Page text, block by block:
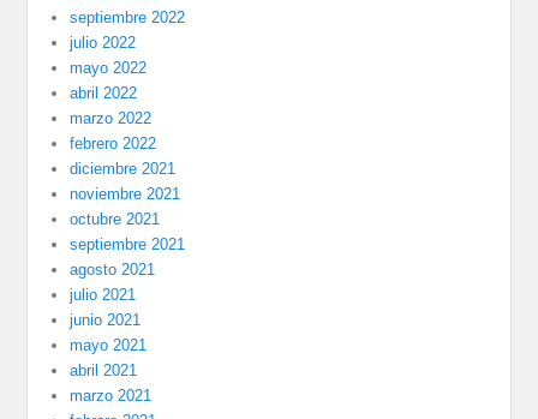
septiembre 2022
julio 2022
mayo 2022
abril 2022
marzo 2022
febrero 2022
diciembre 2021
noviembre 2021
octubre 2021
septiembre 2021
agosto 2021
julio 2021
junio 2021
mayo 2021
abril 2021
marzo 2021